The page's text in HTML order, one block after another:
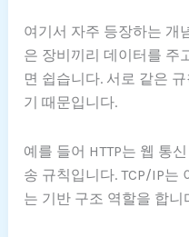
여기서 자주 등장하는 개
은 장비끼리 데이터를 주
면 쉽습니다. 서로 같은
기 때문입니다.
예를 들어 HTTP는 웹 통
송 규칙입니다. TCP/IP는
는 기반 구조 역할을 합니